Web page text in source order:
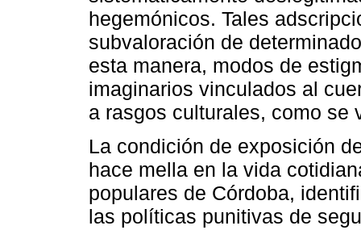
hegemónicos. Tales
subvaloración de
esta manera, modos de
imaginarios vinculados al
a rasgos culturales, como se
La condición de exposición
hace mella en la vida
populares de Córdoba,
las políticas punitivas de